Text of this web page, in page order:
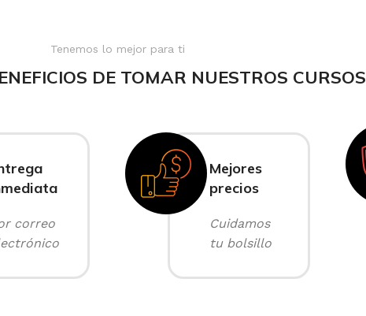
Tenemos lo mejor para ti
DE TOMAR NUESTROS CURSOS
correo
Mejores
precios
Cuidamos
tu bolsillo